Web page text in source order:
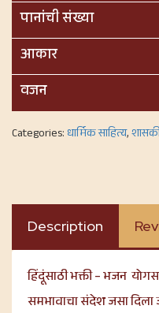
पानांची संख्या
आकार
वजन
Categories: धार्मिक साहित्य,
Description
हिंदूंसाठी भक्ती – भजन
समभावाचा संदेश जसा दिला